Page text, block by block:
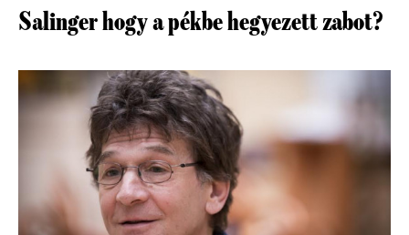
Salinger hogy a pékbe hegyezett zabot?